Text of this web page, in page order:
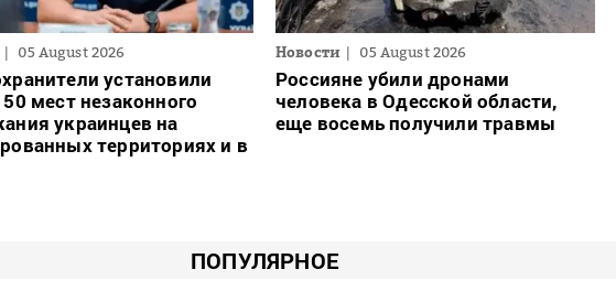
05 August 2026
установили
мест незаконного
украинцев на
территориях и в
Новости 05 August 2026
Россияне убили дронами
человека в Одесской области,
еще восемь получили травмы
ПОПУЛЯРНОЕ